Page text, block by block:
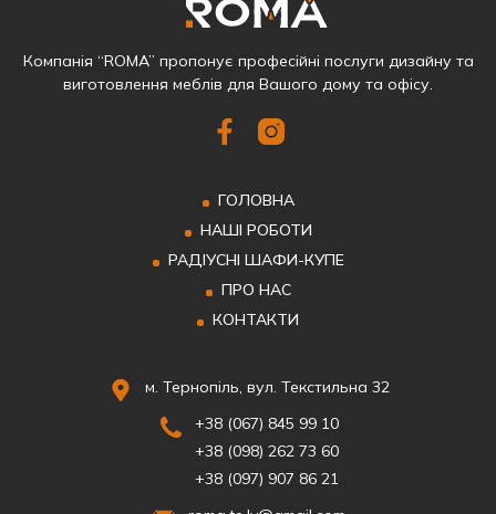
Компанія “ROMA” пропонує професійні послуги дизайну та
виготовлення меблів для Вашого дому та офісу.
ГОЛОВНА
НАШІ РОБОТИ
РАДІУСНІ ШАФИ-КУПЕ
ПРО НАС
КОНТАКТИ
м. Тернопіль, вул. Текстильна 32
+38 (067) 845 99 10
+38 (098) 262 73 60
+38 (097) 907 86 21